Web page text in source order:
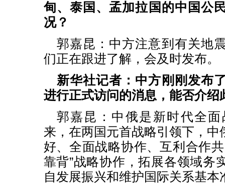
甸、泰国、孟加拉国的中国公
况？
郭嘉昆：中方注意到有关地
们正在跟进了解，会及时发布。
新华社记者：中方刚刚发布
进行正式访问的消息，能否介绍
郭嘉昆：中俄是新时代全
来，在两国元首战略引领下，中
好、全面战略协作、互利合作
靠背”战略协作，拓展各领域务
自发展振兴和维护国际关系基本